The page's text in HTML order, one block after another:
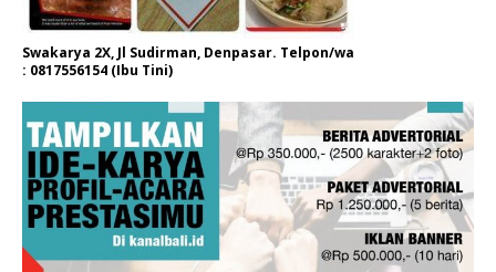
Swakarya 2X, Jl Sudirman, Denpasar. Telpon/wa
: 0817556154 (Ibu Tini)